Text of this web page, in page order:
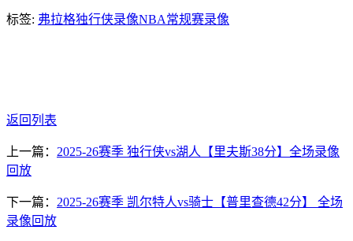
标签: 弗拉格独行侠录像NBA常规赛录像
返回列表
上一篇： 2025-26赛季 独行侠vs湖人【里夫斯38分】全场录像
回放
下一篇： 2025-26赛季 凯尔特人vs骑士【普里查德42分】 全场
录像回放